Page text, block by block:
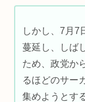
しかし、7月7
蔓延し、しば
ため、政党か
るほどのサー
集めようとす